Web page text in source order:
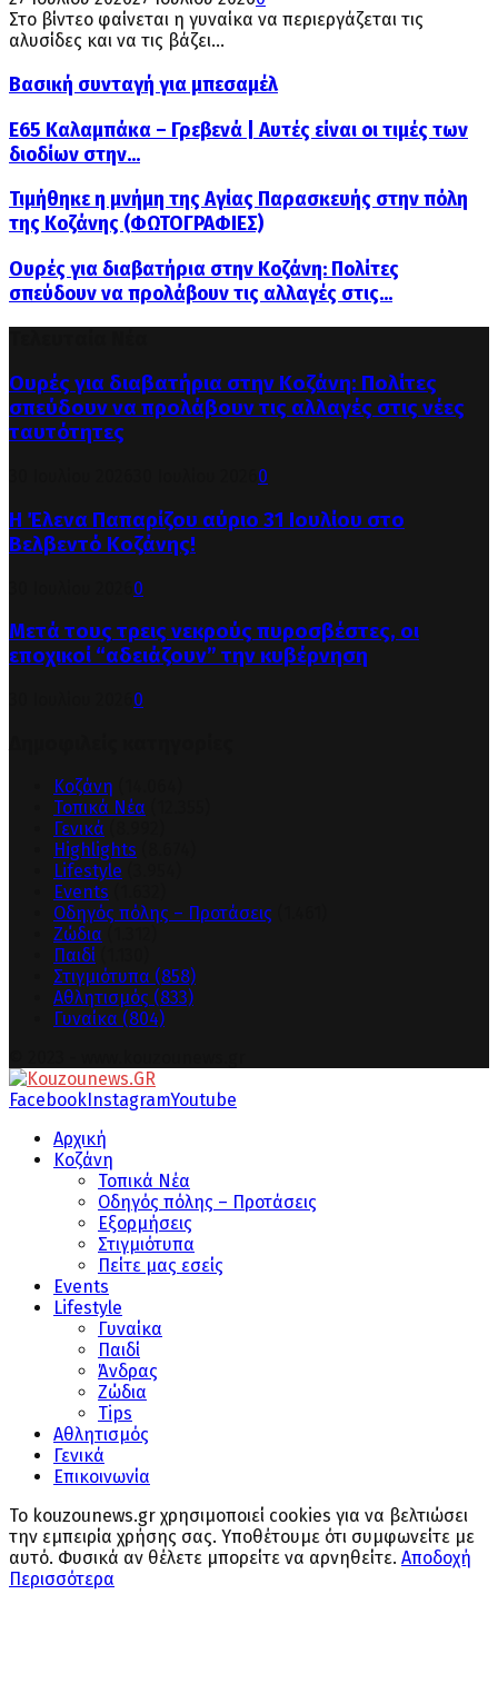
Στο βίντεο φαίνεται η γυναίκα να περιεργάζεται τις
αλυσίδες και να τις βάζει...
Βασική συνταγή για μπεσαμέλ
Ε65 Καλαμπάκα – Γρεβενά | Αυτές είναι οι τιμές των
διοδίων στην...
Τιμήθηκε η μνήμη της Αγίας Παρασκευής στην πόλη
της Κοζάνης (ΦΩΤΟΓΡΑΦΙΕΣ)
Ουρές για διαβατήρια στην Κοζάνη: Πολίτες
σπεύδουν να προλάβουν τις αλλαγές στις...
Ουρές για διαβατήρια στην Κοζάνη: Πολίτες
σπεύδουν να προλάβουν τις αλλαγές στις νέες
ταυτότητες
0
Η Έλενα Παπαρίζου αύριο 31 Ιουλίου στο
Βελβεντό Κοζάνης!
0
Μετά τους τρεις νεκρούς πυροσβέστες, οι
εποχικοί “αδειάζουν” την κυβέρνηση
0
Κοζάνη
Τοπικά Νέα
Γενικά
Highlights
Lifestyle
Events
Οδηγός πόλης – Προτάσεις
Ζώδια
Παιδί
Στιγμιότυπα (858)
Αθλητισμός (833)
Γυναίκα (804)
Facebook InstagramYoutube
Αρχική
Κοζάνη
Τοπικά Νέα
Οδηγός πόλης – Προτάσεις
Εξορμήσεις
Στιγμιότυπα
Πείτε μας εσείς
Events
Lifestyle
Γυναίκα
Παιδί
Άνδρας
Ζώδια
Tips
Αθλητισμός
Γενικά
Επικοινωνία
Το kouzounews.gr χρησιμοποιεί cookies για να βελτιώσει
την εμπειρία χρήσης σας. Υποθέτουμε ότι συμφωνείτε με
αυτό. Φυσικά αν θέλετε μπορείτε να αρνηθείτε. Αποδοχή
Περισσότερα